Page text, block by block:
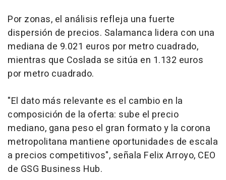
Por zonas, el análisis refleja una fuerte
dispersión de precios. Salamanca lidera con una
mediana de 9.021 euros por metro cuadrado,
mientras que Coslada se sitúa en 1.132 euros
por metro cuadrado.
"El dato más relevante es el cambio en la
composición de la oferta: sube el precio
mediano, gana peso el gran formato y la corona
metropolitana mantiene oportunidades de escala
a precios competitivos", señala Felix Arroyo, CEO
de GSG Business Hub.